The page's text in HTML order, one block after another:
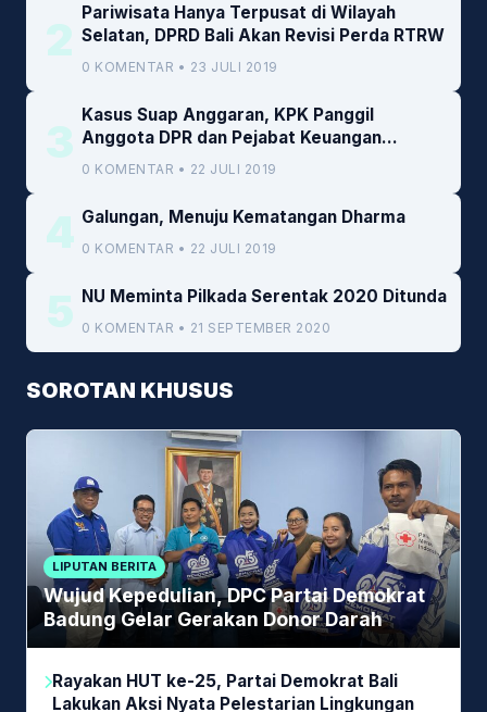
2
Pariwisata Hanya Terpusat di Wilayah
Selatan, DPRD Bali Akan Revisi Perda RTRW
0 KOMENTAR • 23 JULI 2019
3
Kasus Suap Anggaran, KPK Panggil
Anggota DPR dan Pejabat Keuangan
Kemenkeu
0 KOMENTAR • 22 JULI 2019
4 Galungan, Menuju Kematangan Dharma
0 KOMENTAR • 22 JULI 2019
5 NU Meminta Pilkada Serentak 2020 Ditunda
0 KOMENTAR • 21 SEPTEMBER 2020
SOROTAN KHUSUS
LIPUTAN BERITA
Wujud Kepedulian, DPC Partai Demokrat
Badung Gelar Gerakan Donor Darah
Rayakan HUT ke-25, Partai Demokrat Bali
Lakukan Aksi Nyata Pelestarian Lingkungan